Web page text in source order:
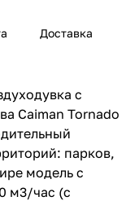
Доставка
с
Caiman Tornado
парков,
модель с
м3/час (с